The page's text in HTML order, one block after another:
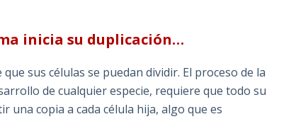
inicia su duplicación…
sus células se puedan dividir. El proceso de la
de cualquier especie, requiere que todo su
una copia a cada célula hija, algo que es